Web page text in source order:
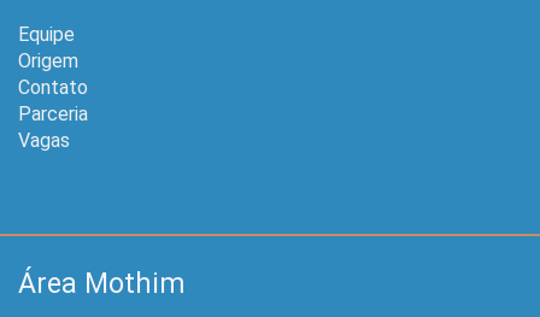
Equipe
Origem
Contato
Parceria
Vagas
Área Mothim